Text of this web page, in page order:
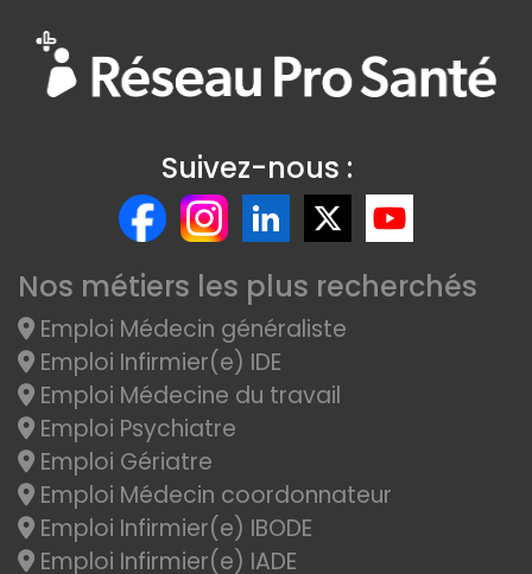
Suivez-nous :
Nos métiers les plus recherchés
Emploi Médecin généraliste
Emploi Infirmier(e) IDE
Emploi Médecine du travail
Emploi Psychiatre
Emploi Gériatre
Emploi Médecin coordonnateur
Emploi Infirmier(e) IBODE
Emploi Infirmier(e) IADE